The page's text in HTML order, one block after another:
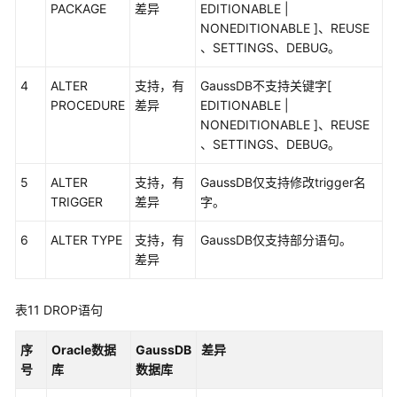
用
参
PACKAGE
差异
EDITIONABLE |
NONEDITIONABLE ]、REUSE
、SETTINGS、DEBUG。
4
ALTER
PROCEDURE
支持，有
差异
GaussDB不支持关键字[
EDITIONABLE |
NONEDITIONABLE ]、REUSE
、SETTINGS、DEBUG。
5
ALTER
TRIGGER
支持，有
差异
GaussDB仅支持修改trigger名
字。
6 ALTER TYPE
支持，有
差异
GaussDB仅支持部分语句。
表11 DROP语句
序
号
Oracle数据
库
GaussDB
数据库
差异